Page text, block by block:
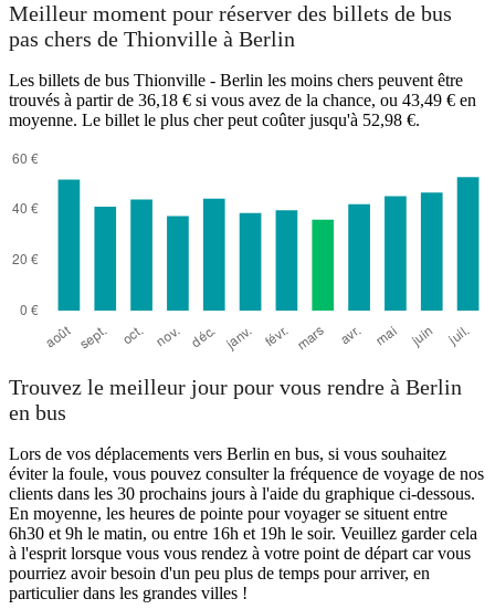
Meilleur moment pour réserver des billets de bus
pas chers de Thionville à Berlin
Les billets de bus Thionville - Berlin les moins chers peuvent être
trouvés à partir de 36,18 € si vous avez de la chance, ou 43,49 € en
moyenne. Le billet le plus cher peut coûter jusqu'à 52,98 €.
Trouvez le meilleur jour pour vous rendre à Berlin
en bus
Lors de vos déplacements vers Berlin en bus, si vous souhaitez
éviter la foule, vous pouvez consulter la fréquence de voyage de nos
clients dans les 30 prochains jours à l'aide du graphique ci-dessous.
En moyenne, les heures de pointe pour voyager se situent entre
6h30 et 9h le matin, ou entre 16h et 19h le soir. Veuillez garder cela
à l'esprit lorsque vous vous rendez à votre point de départ car vous
pourriez avoir besoin d'un peu plus de temps pour arriver, en
particulier dans les grandes villes !